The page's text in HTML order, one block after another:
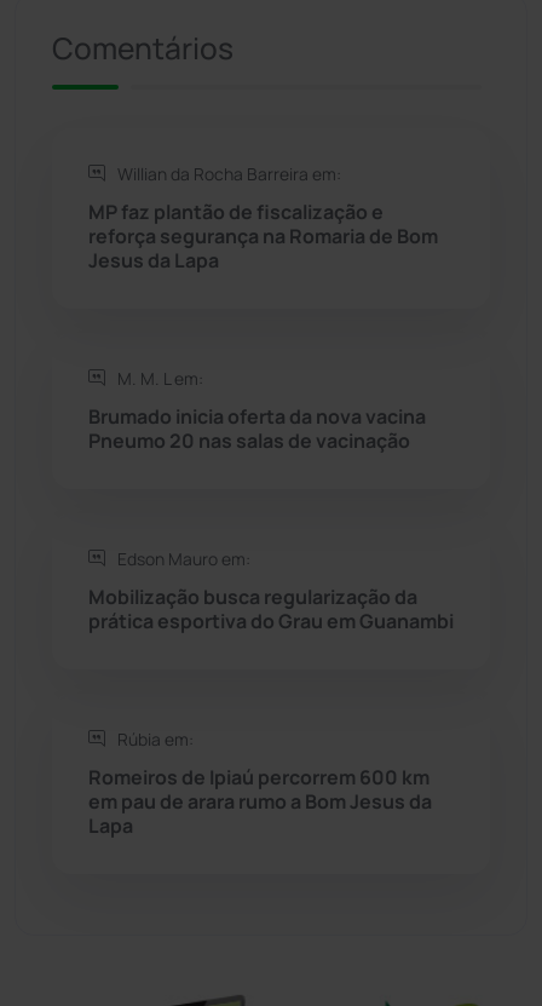
Riacho de Santana
Rio do Antônio
Rio do Pires
Seabra
Sebastião Laranjeiras
Tecnologia
Comentários
Willian da Rocha Barreira em:
MP faz plantão de fiscalização e
reforça segurança na Romaria de Bom
Jesus da Lapa
M. M. L em:
Brumado inicia oferta da nova vacina
Pneumo 20 nas salas de vacinação
Edson Mauro em:
Mobilização busca regularização da
prática esportiva do Grau em Guanambi
Rúbia em:
Romeiros de Ipiaú percorrem 600 km
em pau de arara rumo a Bom Jesus da
Lapa